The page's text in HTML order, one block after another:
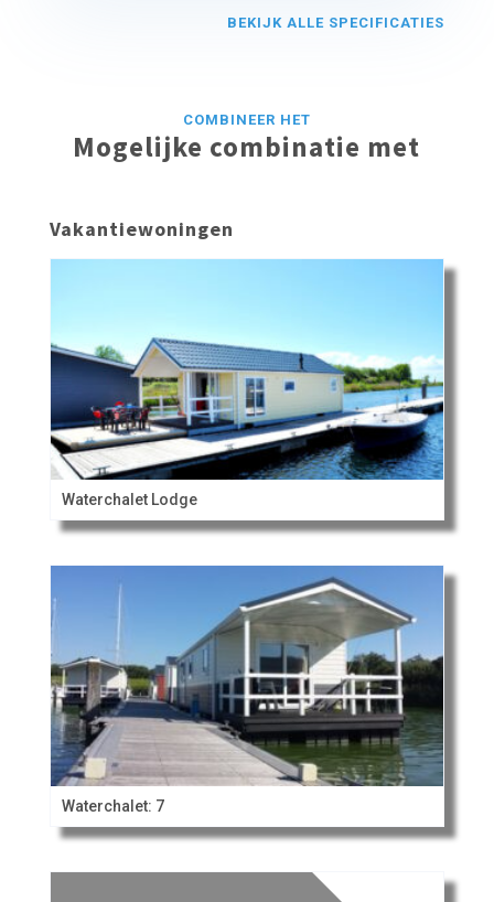
BEKIJK ALLE SPECIFICATIES
COMBINEER HET
Mogelijke combinatie met
Vakantiewoningen
Waterchalet Lodge
Waterchalet: 7